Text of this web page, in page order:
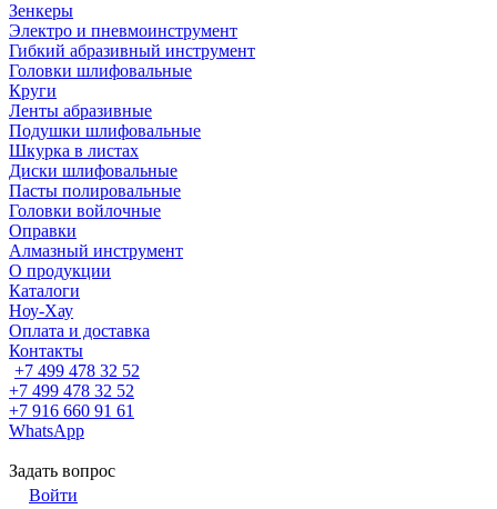
Зенкеры
Электро и пневмоинструмент
Гибкий абразивный инструмент
Головки шлифовальные
Круги
Ленты абразивные
Подушки шлифовальные
Шкурка в листах
Диски шлифовальные
Пасты полировальные
Головки войлочные
Оправки
Алмазный инструмент
О продукции
Каталоги
Ноу-Хау
Оплата и доставка
Контакты
+7 499 478 32 52
+7 499 478 32 52
+7 916 660 91 61
WhatsApp
Задать вопрос
Войти